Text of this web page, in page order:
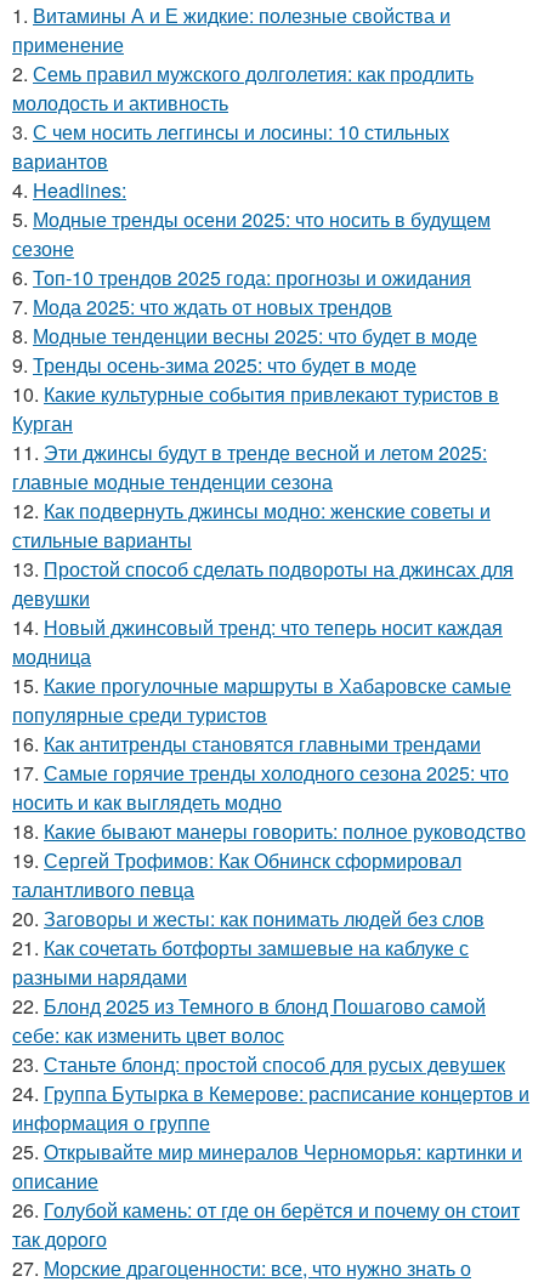
1. Витамины А и Е жидкие: полезные свойства и
применение
2. Семь правил мужского долголетия: как продлить
молодость и активность
3. С чем носить леггинсы и лосины: 10 стильных
вариантов
4. Headlines:
5. Модные тренды осени 2025: что носить в будущем
сезоне
6. Топ-10 трендов 2025 года: прогнозы и ожидания
7. Мода 2025: что ждать от новых трендов
8. Модные тенденции весны 2025: что будет в моде
9. Тренды осень-зима 2025: что будет в моде
10. Какие культурные события привлекают туристов в
Курган
11. Эти джинсы будут в тренде весной и летом 2025:
главные модные тенденции сезона
12. Как подвернуть джинсы модно: женские советы и
стильные варианты
13. Простой способ сделать подвороты на джинсах для
девушки
14. Новый джинсовый тренд: что теперь носит каждая
модница
15. Какие прогулочные маршруты в Хабаровске самые
популярные среди туристов
16. Как антитренды становятся главными трендами
17. Самые горячие тренды холодного сезона 2025: что
носить и как выглядеть модно
18. Какие бывают манеры говорить: полное руководство
19. Сергей Трофимов: Как Обнинск сформировал
талантливого певца
20. Заговоры и жесты: как понимать людей без слов
21. Как сочетать ботфорты замшевые на каблуке с
разными нарядами
22. Блонд 2025 из Темного в блонд Пошагово самой
себе: как изменить цвет волос
23. Станьте блонд: простой способ для русых девушек
24. Группа Бутырка в Кемерове: расписание концертов и
информация о группе
25. Открывайте мир минералов Черноморья: картинки и
описание
26. Голубой камень: от где он берётся и почему он стоит
так дорого
27. Морские драгоценности: все, что нужно знать о